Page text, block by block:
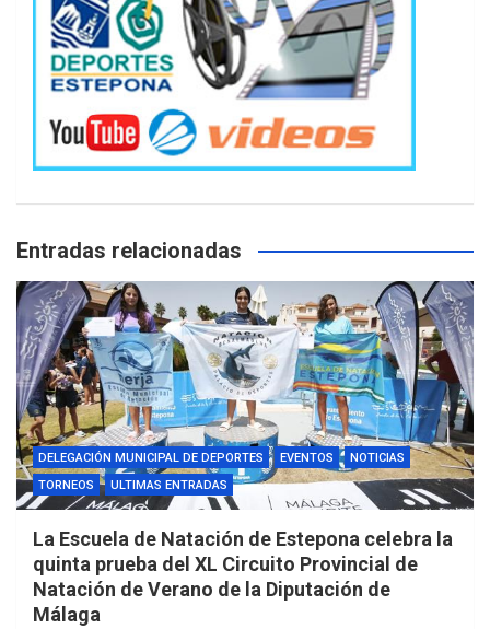
Entradas relacionadas
DELEGACIÓN MUNICIPAL DE DEPORTES EVENTOS
NOTICIAS
TORNEOS
ULTIMAS ENTRADAS
La Escuela de Natación de Estepona celebra la
quinta prueba del XL Circuito Provincial de
Natación de Verano de la Diputación de
Málaga